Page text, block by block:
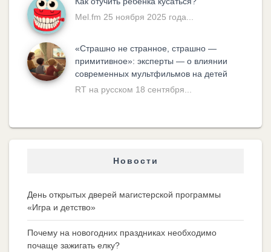
Mel.fm 25 ноября 2025 года...
«Cтрашно не странное, страшно —
примитивное»: эксперты — о влиянии
современных мультфильмов на детей
RT на русском 18 сентября...
Новости
День открытых дверей магистерской программы
«Игра и детство»
Почему на новогодних праздниках необходимо
почаще зажигать елку?